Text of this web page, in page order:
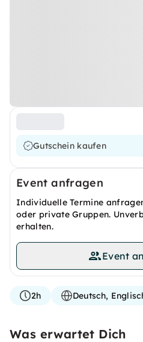
Gutschein kaufen
Event anfragen
Individuelle Termine
oder private Gruppen.
erhalten.
Event
2h Deutsch,
Was erwartet Dich